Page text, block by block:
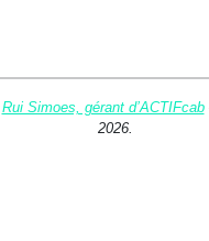
Rui Simoes, gérant d’ACTIFcab
2026.